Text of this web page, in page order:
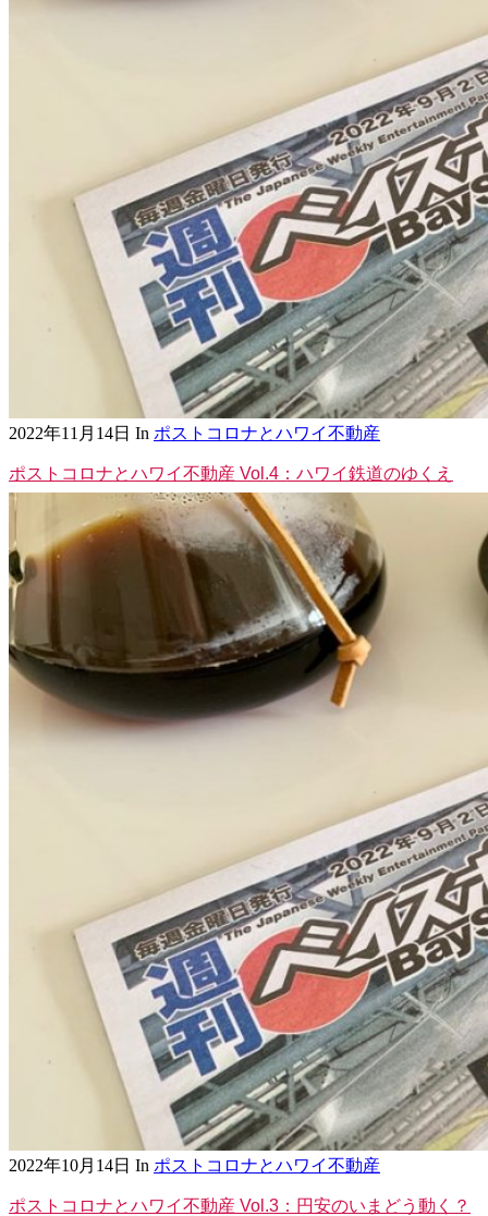
2022年11月14日 In ポストコロナとハワイ不動産
ポストコロナとハワイ不動産 Vol.4：ハワイ鉄道のゆくえ
2022年10月14日 In ポストコロナとハワイ不動産
ポストコロナとハワイ不動産 Vol.3：円安のいまどう動く？